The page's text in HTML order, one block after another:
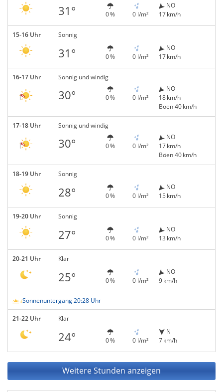
31° 0 % 0 l/m²
NO
17 km/h
15-16 Uhr Sonnig
31° 0 % 0 l/m²
NO
17 km/h
16-17 Uhr Sonnig und windig
30° 0 % 0 l/m²
NO
18 km/h
Böen 40 km/h
17-18 Uhr Sonnig und windig
30° 0 % 0 l/m²
NO
17 km/h
Böen 40 km/h
18-19 Uhr Sonnig
28° 0 % 0 l/m²
NO
15 km/h
19-20 Uhr Sonnig
27° 0 % 0 l/m²
NO
13 km/h
20-21 Uhr Klar
25° 0 % 0 l/m²
NO
9 km/h
Sonnenuntergang 20:28 Uhr
21-22 Uhr Klar
24° 0 % 0 l/m²
N
7 km/h
Weitere Stunden anzeigen